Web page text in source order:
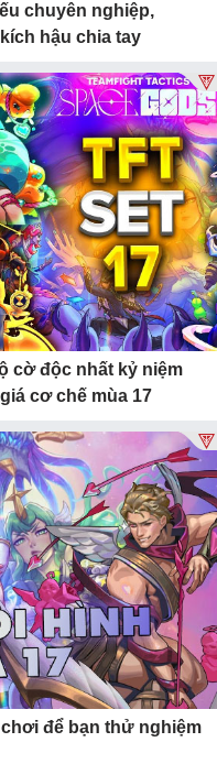
chuyên nghiệp,
hậu chia tay
cờ độc nhất kỷ niệm
cơ chế mùa 17
để bạn thử nghiệm